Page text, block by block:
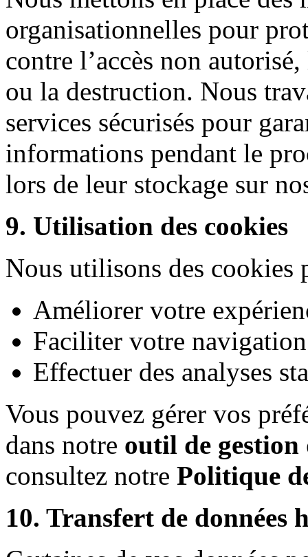
organisationnelles pour
contre l’accès non
ou la destruction. Nous
services sécurisés pour
informations pendant le
lors de leur stockage sur
9. Utilisation des cookies
Nous utilisons des cookies
Améliorer votre
Faciliter votre
Effectuer des analyses
Vous pouvez gérer vos
dans notre outil de gestion
consultez notre Politique
10. Transfert de données